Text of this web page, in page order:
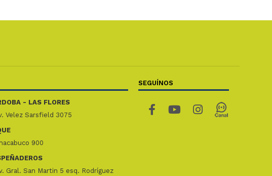
- LAS FLORES
Velez Sarsfield 3075
900
Gral. San Martin 5 esq. Rodríguez
SEGUÍNOS